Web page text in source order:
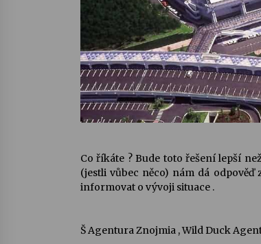
Co říkáte ? Bude toto řešení lepší
(jestli vůbec něco) nám dá odpověď
informovat o vývoji situace .
Š Agentura Znojmia , Wild Duck